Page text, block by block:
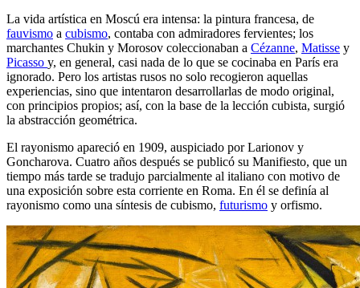
La vida artística en Moscú era intensa: la pintura francesa, de
fauvismo a cubismo, contaba con admiradores fervientes; los
marchantes Chukin y Morosov coleccionaban a Cézanne, Matisse y
Picasso y, en general, casi nada de lo que se cocinaba en París era
ignorado. Pero los artistas rusos no solo recogieron aquellas
experiencias, sino que intentaron desarrollarlas de modo original,
con principios propios; así, con la base de la lección cubista, surgió
la abstracción geométrica.
El rayonismo apareció en 1909, auspiciado por Larionov y
Goncharova. Cuatro años después se publicó su Manifiesto, que un
tiempo más tarde se tradujo parcialmente al italiano con motivo de
una exposición sobre esta corriente en Roma. En él se definía al
rayonismo como una síntesis de cubismo, futurismo y orfismo.